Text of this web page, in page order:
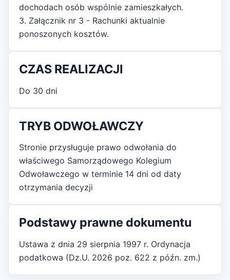
dochodach osób wspólnie zamieszkałych.
3. Załącznik nr 3 - Rachunki aktualnie
ponoszonych kosztów.
CZAS REALIZACJI
Do 30 dni
TRYB ODWOŁAWCZY
Stronie przysługuje prawo odwołania do
właściwego Samorządowego Kolegium
Odwoławczego w terminie 14 dni od daty
otrzymania decyzji
Podstawy prawne dokumentu
Ustawa z dnia 29 sierpnia 1997 r. Ordynacja
podatkowa (Dz.U. 2026 poz. 622 z późn. zm.)